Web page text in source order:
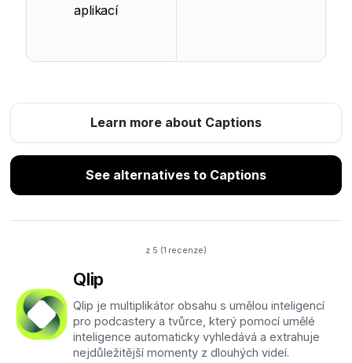
aplikací
Learn more about Captions
See alternatives to Captions
z 5 (1 recenze)
Qlip
Qlip je multiplikátor obsahu s umělou inteligencí
pro podcastery a tvůrce, který pomocí umělé
inteligence automaticky vyhledává a extrahuje
nejdůležitější momenty z dlouhých videí.